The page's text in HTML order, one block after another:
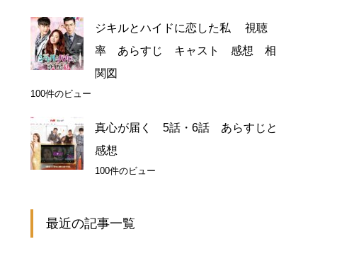
ジキルとハイドに恋した私 視聴
率 あらすじ キャスト 感想 相
関図
100件のビュー
真心が届く 5話・6話 あらすじと
感想
100件のビュー
最近の記事一覧